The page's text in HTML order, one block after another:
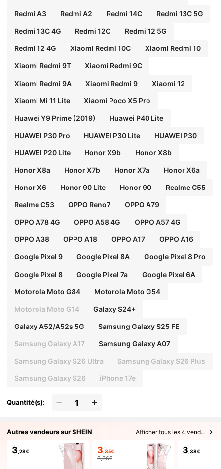
Redmi A3 Redmi A2 Redmi 14C Redmi 13C 5G
Redmi 13C 4G Redmi 12C Redmi 12 5G
Redmi 12 4G Xiaomi Redmi 10C Xiaomi Redmi 10
Xiaomi Redmi 9T Xiaomi Redmi 9C
Xiaomi Redmi 9A Xiaomi Redmi 9 Xiaomi 12
Xiaomi Mi 11 Lite Xiaomi Poco X5 Pro
Huawei Y9 Prime (2019) Huawei P40 Lite
HUAWEI P30 Pro HUAWEI P30 Lite HUAWEI P30
HUAWEI P20 Lite Honor X9b Honor X8b
Honor X8a Honor X7b Honor X7a Honor X6a
Honor X6 Honor 90 Lite Honor 90 Realme C55
Realme C53 OPPO Reno7 OPPO A79
OPPO A78 4G OPPO A58 4G OPPO A57 4G
OPPO A38 OPPO A18 OPPO A17 OPPO A16
Google Pixel 9 Google Pixel 8A Google Pixel 8 Pro
Google Pixel 8 Google Pixel 7a Google Pixel 6A
Motorola Moto G84 Motorola Moto G54
Motorola Moto G14 Galaxy S24+
Galaxy A52/A52s 5G Samsung Galaxy S25 FE
Samsung Galaxy A17 Samsung Galaxy A07
Samsung Galaxy S26 Ultra Samsung Galaxy S26 Plus
Samsung Galaxy S26 iPhone 17e
Quantité(s):
Autres vendeurs sur SHEIN Afficher tous les 4 vendeurs
3 ,28€ 3 ,35€
3,36€
3 ,38€